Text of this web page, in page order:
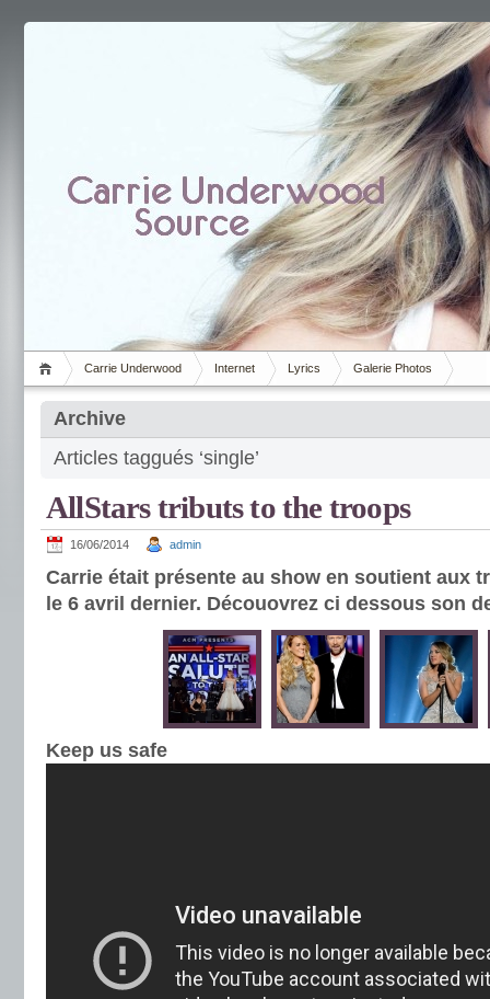
Carrie Underwood Internet Lyrics Galerie Photos
Archive
Articles taggués ‘single’
AllStars tributs to the troops
16/06/2014 admin
Carrie était présente au show en soutient aux
le 6 avril dernier. Découovrez ci dessous son
Keep us safe